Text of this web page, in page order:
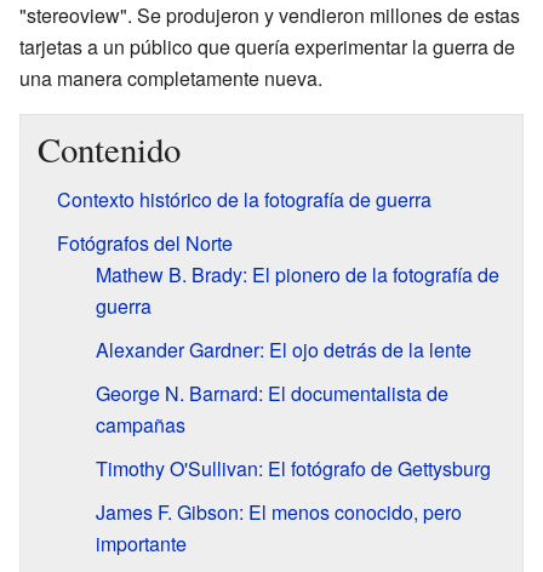
"stereoview". Se produjeron y vendieron millones de estas
tarjetas a un público que quería experimentar la guerra de
una manera completamente nueva.
Contenido
Contexto histórico de la fotografía de guerra
Fotógrafos del Norte
Mathew B. Brady: El pionero de la fotografía de
guerra
Alexander Gardner: El ojo detrás de la lente
George N. Barnard: El documentalista de
campañas
Timothy O'Sullivan: El fotógrafo de Gettysburg
James F. Gibson: El menos conocido, pero
importante